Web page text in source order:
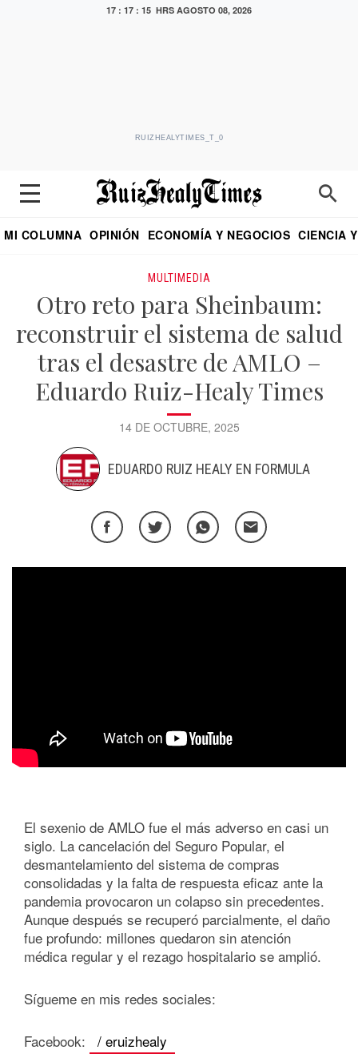
17 : 17 : 15 HRS AGOSTO 08, 2026
RUIZHEALYTIMES_T_0
MI COLUMNA OPINIÓN ECONOMÍA Y NEGOCIOS CIENCIA
MULTIMEDIA
Otro reto para Sheinbaum:
reconstruir el sistema de salud
tras el desastre de AMLO –
Eduardo Ruiz-Healy Times
14 DE OCTUBRE, 2025
EDUARDO RUIZ HEALY EN FORMULA
El sexenio de AMLO fue el más adverso en casi un
siglo. La cancelación del Seguro Popular, el
desmantelamiento del sistema de compras
consolidadas y la falta de respuesta eficaz ante la
pandemia provocaron un colapso sin precedentes.
Aunque después se recuperó parcialmente, el daño
fue profundo: millones quedaron sin atención
médica regular y el rezago hospitalario se amplió.
Sígueme en mis redes sociales:
Facebook: / eruizhealy